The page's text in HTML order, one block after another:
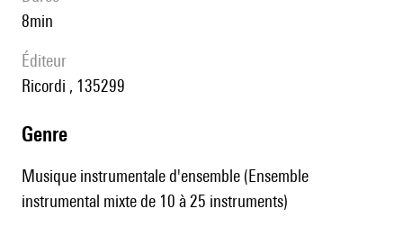
8min
éditeur
Ricordi , 135299
genre
Musique instrumentale d'ensemble (Ensemble
instrumental mixte de 10 à 25 instruments)